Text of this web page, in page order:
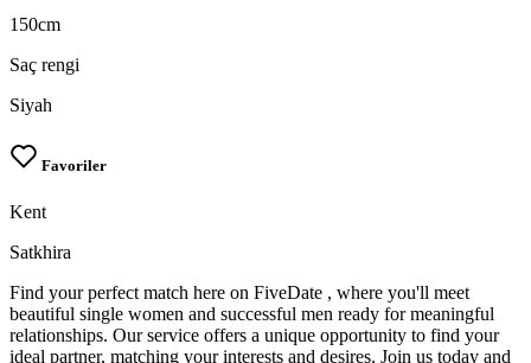
150cm
Saç rengi
Siyah
Favoriler
Kent
Satkhira
Find your perfect match here on FiveDate , where you'll meet
beautiful single women and successful men ready for meaningful
relationships. Our service offers a unique opportunity to find your
ideal partner, matching your interests and desires. Join us today and